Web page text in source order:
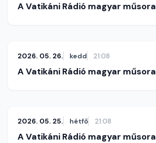
A Vatikáni Rádió magyar műsora
2026. 05. 26. kedd 21:08
A Vatikáni Rádió magyar műsora
2026. 05. 25. hétfő 21:08
A Vatikáni Rádió magyar műsora